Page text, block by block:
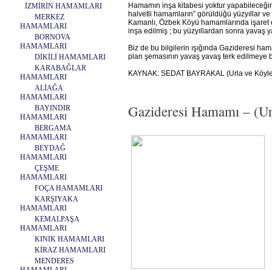
İZMİRİN HAMAMLARI
MERKEZ
HAMAMLARI
BORNOVA
HAMAMLARI
DİKİLİ HAMAMLARI
KARABAĞLAR
HAMAMLARI
ALİAĞA
HAMAMLARI
BAYINDIR
HAMAMLARI
BERGAMA
HAMAMLARI
BEYDAĞ
HAMAMLARI
ÇEŞME
HAMAMLARI
FOÇA HAMAMLARI
KARŞIYAKA
HAMAMLARI
KEMALPAŞA
HAMAMLARI
KINIK HAMAMLARI
KİRAZ HAMAMLARI
MENDERES
Hamamın inşa kitabesi yoktur
halvetli hamamların” görüldüğü yüzyıllar
Kamanlı, Özbek Köyü hamamlarında
inşa edilmiş ; bu yüzyıllardan sonra yavaş
Biz de bu bilgilerin ışığında Gazideresi
plan şemasının yavaş yavaş terk edilmeye
KAYNAK: SEDAT BAYRAKAL (Urla ve
Gazideresi Hamamı –